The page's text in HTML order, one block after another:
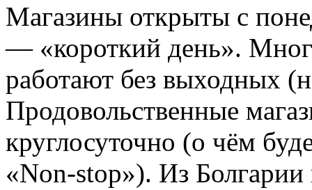
Магазины открыты с
— «короткий день».
работают без выходных
Продовольственные
круглосуточно (о чём
«Non-stop»). Из